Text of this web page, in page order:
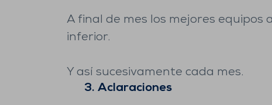
A final de mes los mejores equipos
inferior.
Y así sucesivamente cada mes.
3. Aclaraciones